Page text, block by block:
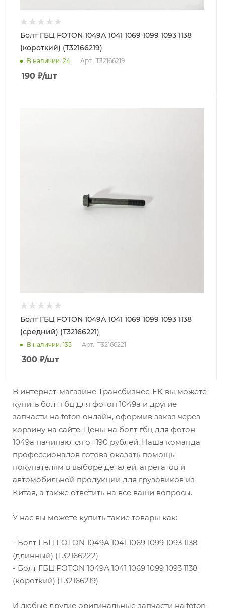
Болт ГБЦ FOTON 1049А 1041 1069 1099 1093 1138
(короткий) (T32166219)
В наличии: 24 Арт.: T32166219
190 ₽/шт
Болт ГБЦ FOTON 1049А 1041 1069 1099 1093 1138
(средний) (T32166221)
В наличии: 135 Арт.: T32166221
300 ₽/шт
В интернет-магазине Трансбизнес-ЕК вы можете
купить болт гбц для фотон 1049а и другие
запчасти на foton онлайн, оформив заказ через
корзину на сайте. Цены на болт гбц для фотон
1049а начинаются от 190 рублей. Наша команда
профессионалов готова оказать помощь
покупателям в выборе деталей, агрегатов и
автомобильной продукции для грузовиков из
Китая, а также ответить на все ваши вопросы.
У нас вы можете купить такие товары как:
- Болт ГБЦ FOTON 1049А 1041 1069 1099 1093 1138
(длинный) (T32166222)
- Болт ГБЦ FOTON 1049А 1041 1069 1099 1093 1138
(короткий) (T32166219)
И любые другие оригинальные запчасти на foton